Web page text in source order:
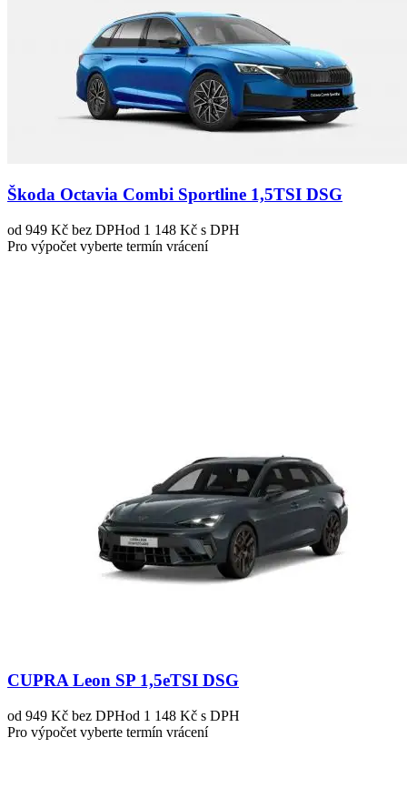
Škoda Octavia Combi Sportline 1,5TSI DSG
od 949 Kč bez DPHod 1 148 Kč s DPH
Pro výpočet vyberte termín vrácení
CUPRA Leon SP 1,5eTSI DSG
od 949 Kč bez DPHod 1 148 Kč s DPH
Pro výpočet vyberte termín vrácení